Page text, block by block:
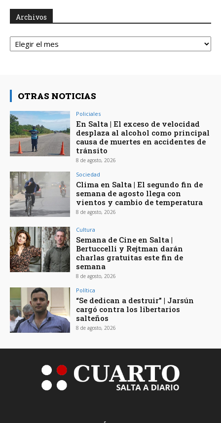
Archivos
Archivos
OTRAS NOTICIAS
Policiales
En Salta | El exceso de velocidad
desplaza al alcohol como principal
causa de muertes en accidentes de
tránsito
8 de agosto, 2026
Sociedad
Clima en Salta | El segundo fin de
semana de agosto llega con
vientos y cambio de temperatura
8 de agosto, 2026
Cultura
Semana de Cine en Salta |
Bertuccelli y Rejtman darán
charlas gratuitas este fin de
semana
8 de agosto, 2026
Política
“Se dedican a destruir” | Jarsún
cargó contra los libertarios
salteños
8 de agosto, 2026